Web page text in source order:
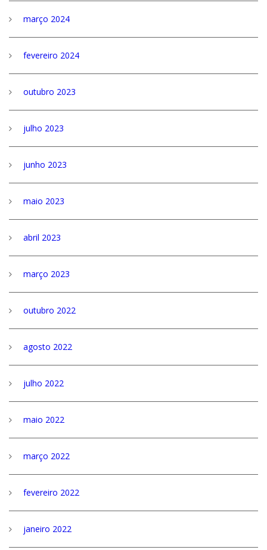
março 2024
fevereiro 2024
outubro 2023
julho 2023
junho 2023
maio 2023
abril 2023
março 2023
outubro 2022
agosto 2022
julho 2022
maio 2022
março 2022
fevereiro 2022
janeiro 2022